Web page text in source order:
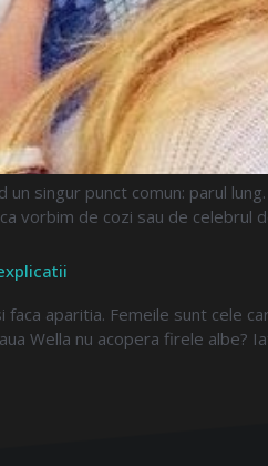
singur punct comun: parul
vorbim de cozi sau de celebrul
aparitia. Femeile sunt cele
Wella nu acopera firele